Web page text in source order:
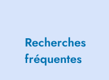
Recherches
fréquentes